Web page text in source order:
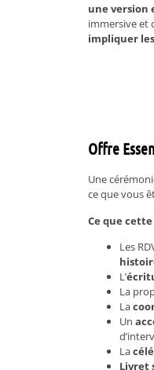
une version
immersive et
impliquer
Offre
Une
ce que vous
Ce que
Les
L’
La
La
Un
La
Livret